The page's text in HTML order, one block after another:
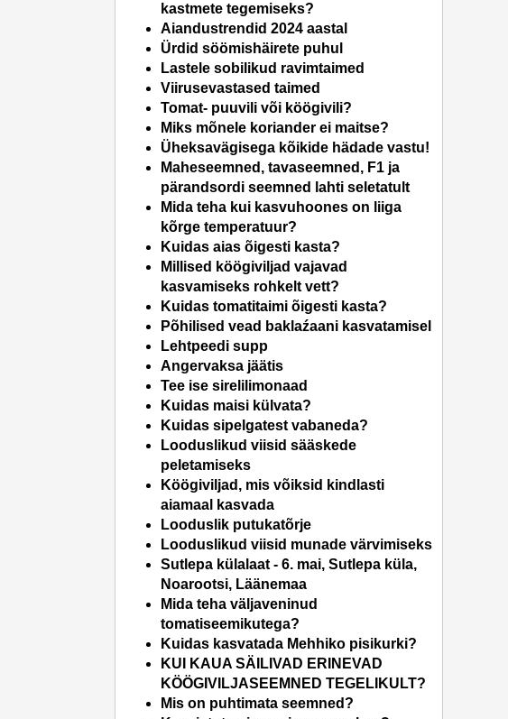
kastmete tegemiseks?
Aiandustrendid 2024 aastal
Ürdid söömishäirete puhul
Lastele sobilikud ravimtaimed
Viirusevastased taimed
Tomat- puuvili või köögivili?
Miks mõnele koriander ei maitse?
Üheksavägisega kõikide hädade vastu!
Maheseemned, tavaseemned, F1 ja
pärandsordi seemned lahti seletatult
Mida teha kui kasvuhoones on liiga
kõrge temperatuur?
Kuidas aias õigesti kasta?
Millised köögiviljad vajavad
kasvamiseks rohkelt vett?
Kuidas tomatitaimi õigesti kasta?
Põhilised vead baklaźaani kasvatamisel
Lehtpeedi supp
Angervaksa jäätis
Tee ise sirelilimonaad
Kuidas maisi külvata?
Kuidas sipelgatest vabaneda?
Looduslikud viisid sääskede
peletamiseks
Köögiviljad, mis võiksid kindlasti
aiamaal kasvada
Looduslik putukatõrje
Looduslikud viisid munade värvimiseks
Sutlepa külalaat - 6. mai, Sutlepa küla,
Noarootsi, Läänemaa
Mida teha väljaveninud
tomatiseemikutega?
Kuidas kasvatada Mehhiko pisikurki?
KUI KAUA SÄILIVAD ERINEVAD
KÖÖGIVILJASEEMNED TEGELIKULT?
Mis on puhtimata seemned?